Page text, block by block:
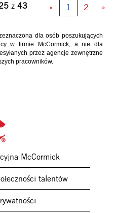
z 43 « 1 2 »
dla osób poszukujących
w firmie McCormick, a nie dla
przez agencje zewnętrzne
pracowników.
McCormick
talentów